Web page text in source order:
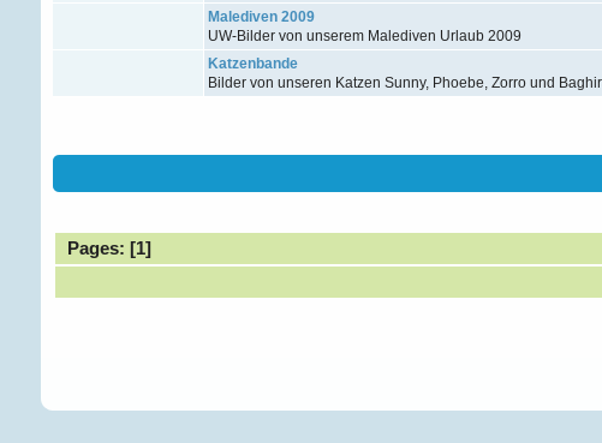
Malediven 2009
UW-Bilder von unserem Malediven Urlaub 2009
Katzenbande
Bilder von unseren Katzen Sunny, Phoebe, Zorro und
Pages: [1]